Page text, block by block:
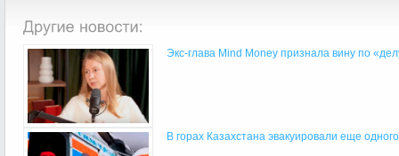
Экс-глава Mind Money признала вину по
В горах Казахстана эвакуировали еще